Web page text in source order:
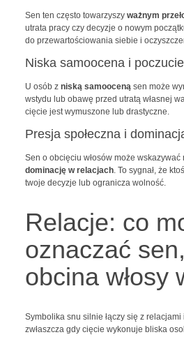
Sen ten często towarzyszy ważnym
utrata pracy czy decyzje o nowym
do przewartościowania siebie i
Niska samoocena i
U osób z niską samooceną sen może
wstydu lub obawę przed utratą własnej
cięcie jest wymuszone lub drastyczne.
Presja społeczna i
Sen o obcięciu włosów może wskazywać
dominację w relacjach. To sygnał, że
twoje decyzje lub ogranicza wolność.
Relacje: co
oznaczać
obcina włosy
Symbolika snu silnie łączy się z
zwłaszcza gdy cięcie wykonuje bliska